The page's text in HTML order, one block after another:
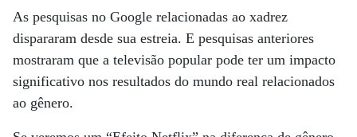
As pesquisas no Google relacionadas ao xadrez
dispararam desde sua estreia. E pesquisas anteriores
mostraram que a televisão popular pode ter um impacto
significativo nos resultados do mundo real relacionados
ao gênero.